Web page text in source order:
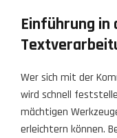
Einführung in
Wer sich mit der
wird schnell
mächtigen
erleichtern können.